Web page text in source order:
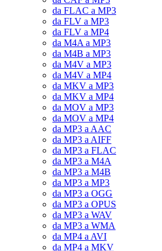
da FLAC a MP3
da FLV a MP3
da FLV a MP4
da M4A a MP3
da M4B a MP3
da M4V a MP3
da M4V a MP4
da MKV a MP3
da MKV a MP4
da MOV a MP3
da MOV a MP4
da MP3 a AAC
da MP3 a AIFF
da MP3 a FLAC
da MP3 a M4A
da MP3 a M4B
da MP3 a MP3
da MP3 a OGG
da MP3 a OPUS
da MP3 a WAV
da MP3 a WMA
da MP4 a AVI
da MP4 a MKV